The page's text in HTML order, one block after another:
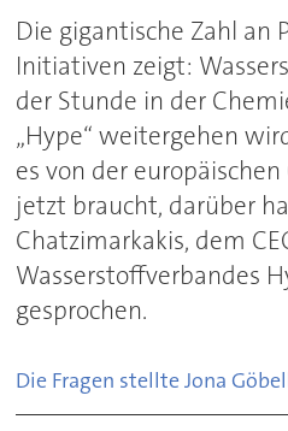
Die gigantische Zahl an
Initiativen zeigt:
der Stunde in der
„Hype“ weitergehen
es von der
jetzt braucht, darüber
Chatzimarkakis, dem
Wasserstoffverbandes
gesprochen.
Die Fragen stellte Jona